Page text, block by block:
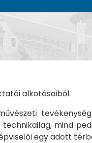
alkotásaiból.
mind
egy adott